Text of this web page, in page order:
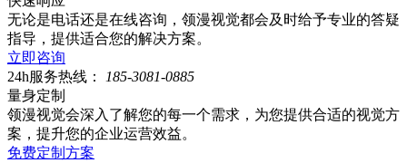
无论是电话还是在线咨询，领漫视觉都会及时给予专业的答疑
指导，提供适合您的解决方案。
立即咨询
24h服务热线：
185-3081-0885
量身定制
领漫视觉会深入了解您的每一个需求，为您提供合适的视觉方
案，提升您的企业运营效益。
免费定制方案